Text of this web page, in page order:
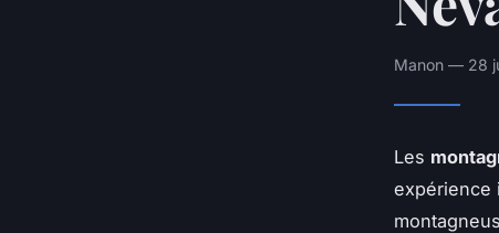
Manon — 28
Les
expérience